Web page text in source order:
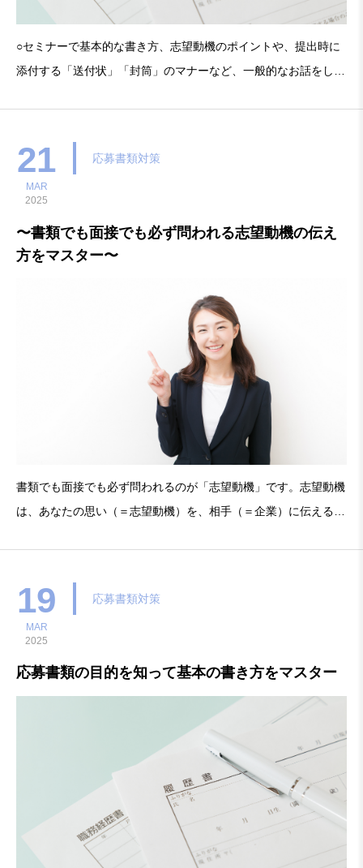
○セミナーで基本的な書き方、志望動機のポイントや、提出時に
添付する「送付状」「封筒」のマナーなど、一般的なお話をしま
歴書を仕上げましょう。・開催日時：2025年（令和
21
MAR
2025
応募書類対策
〜書類でも面接でも必ず問われる志望動機の伝え
方をマスター〜
書類でも面接でも必ず問われるのが「志望動機」です。志望動機
は、あなたの思い（＝志望動機）を、相手（＝企業）に伝えるこ
19
MAR
2025
応募書類対策
応募書類の目的を知って基本の書き方をマスター